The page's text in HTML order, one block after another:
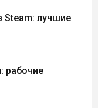
Steam: лучшие
рабочие